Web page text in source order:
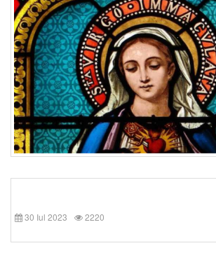
30 Iul 2023 2220